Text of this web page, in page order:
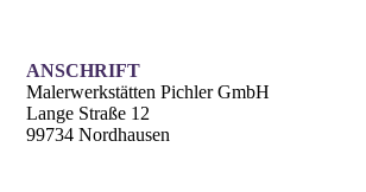
ANSCHRIFT
Malerwerkstätten Pichler GmbH
Lange Straße 12
99734 Nordhausen